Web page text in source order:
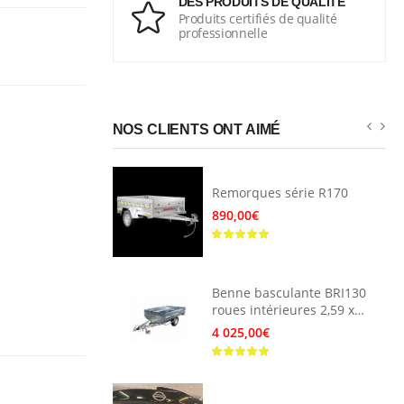
Produits certifiés de qualité
professionnelle
NOS CLIENTS ONT AIMÉ
Remorques série R170
890,00€
Benne basculante BRI130
roues intérieures 2,59 x
1,59 m
4 025,00€